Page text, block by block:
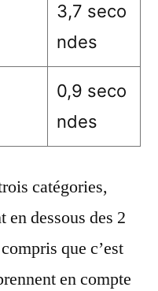
3,7 seco
ndes
0,9 seco
ndes
catégories,
dessous des 2
que c’est
en compte